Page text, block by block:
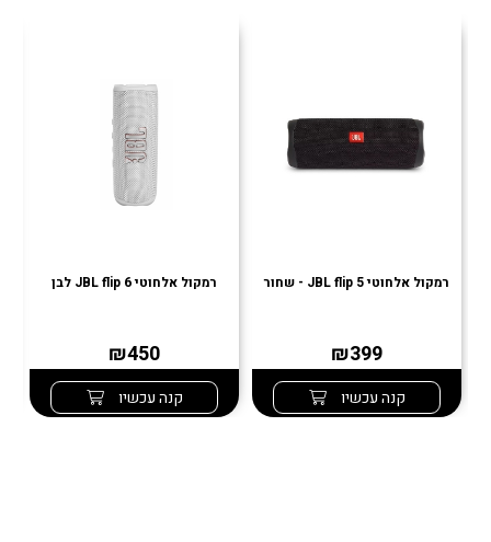
רמקול אלחוטי JBL flip 5 - שחור
₪399
קנה עכשיו
רמקול אלחוטי JBL flip 6 לבן
₪450
קנה עכשיו